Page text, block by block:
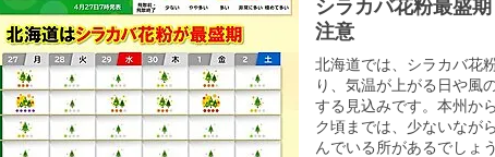
シラカバ花粉最盛
注意
北海道では、シラカバ花
り、気温が上がる日や風
する見込みです。本州か
ク頃までは、少ないなが
んでいる所があるでしょ